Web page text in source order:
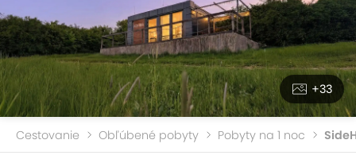
+33
Cestovanie Obľúbené pobyty Pobyty na 1 noc